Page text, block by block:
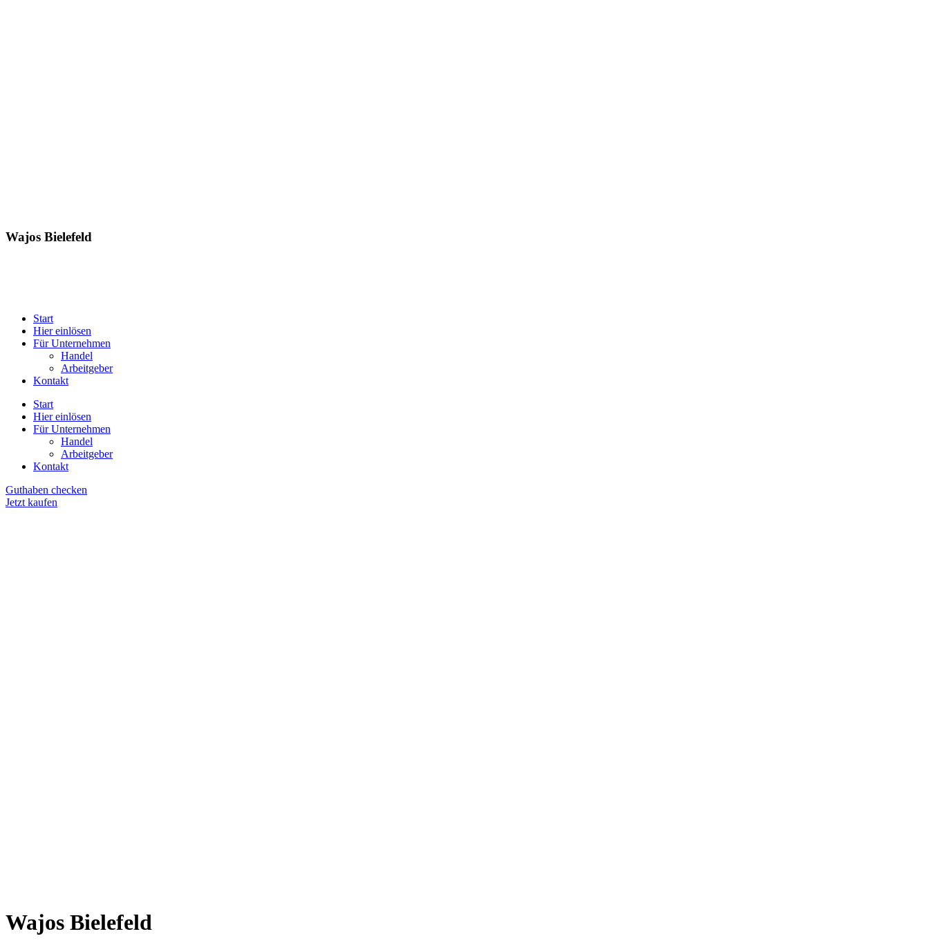
Wajos Bielefeld
Start
Hier einlösen
Für Unternehmen
Handel
Arbeitgeber
Kontakt
Start
Hier einlösen
Für Unternehmen
Handel
Arbeitgeber
Kontakt
Guthaben checken
Jetzt kaufen
Wajos Bielefeld